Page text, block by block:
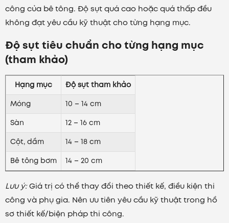
công của bê tông. Độ sụt quá cao hoặc quá thấp đều
không đạt yêu cầu kỹ thuật cho từng hạng mục.
Độ sụt tiêu chuẩn cho từng hạng mục
(tham khảo)
Hạng mục
Độ sụt tham khảo
Móng
10 – 14 cm
Sàn
12 – 16 cm
Cột, dầm
14 – 18 cm
Bê tông bơm
14 – 20 cm
Lưu ý:Giá trị có thể thay đổi theo thiết kế, điều kiện thi
công và phụ gia. Nên ưu tiên yêu cầu kỹ thuật trong hồ
sơ thiết kế/biện pháp thi công.